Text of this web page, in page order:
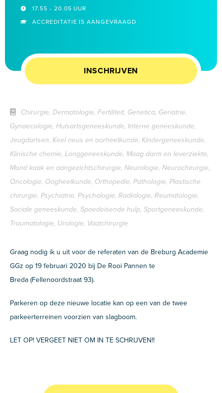
17.55 - 20.05 UUR
ACCREDITATIE IS AANGEVRAAGD
INSCHRIJVEN
Chirurgie, Dermatologie, Fertiliteit, Genetica, Geriatrie,
Gynaecologie, Huisartsgeneeskunde, Interne geneeskunde,
Jeugdartsen, Keel neus en oorheelkunde, Kindergeneeskunde,
Klinische chemie, Longgeneeskunde, Maag darm en leverziekte,
Mond kaak en aangezichtschirurgie, Neurologie, Neurochirurgie,
Oncologie, Oogheelkunde, Orthopedie, Pathologie, Plastische
chirurgie, Psychiatrie, Psychologie, Radiologie, Reumatologie,
Sociale geneeskunde, Spoedeisende hulp, Sportgeneeskunde,
Traumatologie, Urologie, Vaatchirurgie
Graag nodig ik u uit voor de referaten van de Breburg Academie
GGz op 19 februari 2020 bij De Rooi Pannen te
Breda (Fellenoordstraat 93).
Parkeren op deze nieuwe locatie kan op een van de twee
parkeerterreinen voorzien van slagboom.
LET OP! VERGEET NIET OM IN TE SCHRIJVEN!!